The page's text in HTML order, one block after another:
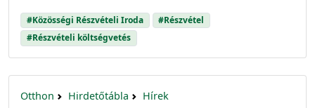
#Közösségi Részvételi Iroda
#Részvétel
#Részvételi költségvetés
Otthon Hirdetőtábla Hírek